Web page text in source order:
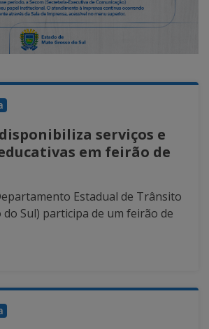
serviços e
em feirão de
Estadual de Trânsito
Sul) participa de um feirão de